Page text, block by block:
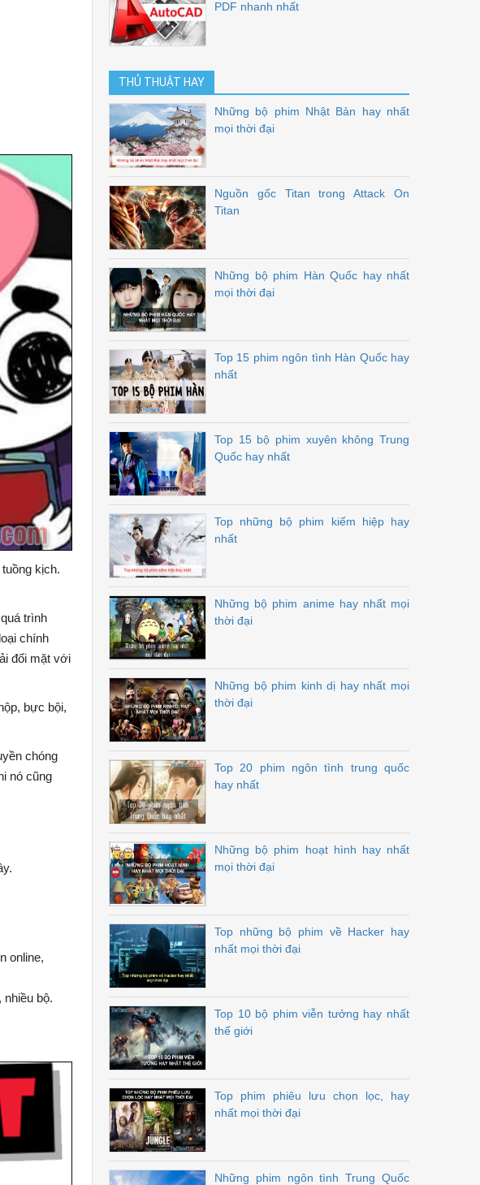
kịch.
trình
chính
đối mặt với
bực bội,
chóng
nó cũng
online,
bộ.
PDF nhanh nhất
THỦ THUẬT HAY
Những bộ phim Nhật Bản hay nhất
mọi thời đại
Nguồn gốc Titan trong Attack On
Titan
Những bộ phim Hàn Quốc hay nhất
mọi thời đại
Top 15 phim ngôn tình Hàn Quốc hay
nhất
Top 15 bộ phim xuyên không Trung
Quốc hay nhất
Top những bộ phim kiếm hiệp hay
nhất
Những bộ phim anime hay nhất mọi
thời đại
Những bộ phim kinh dị hay nhất mọi
thời đại
Top 20 phim ngôn tình trung quốc
hay nhất
Những bộ phim hoạt hình hay nhất
mọi thời đại
Top những bộ phim về Hacker hay
nhất mọi thời đại
Top 10 bộ phim viễn tưởng hay nhất
thế giới
Top phim phiêu lưu chọn lọc, hay
nhất mọi thời đại
Những phim ngôn tình Trung Quốc